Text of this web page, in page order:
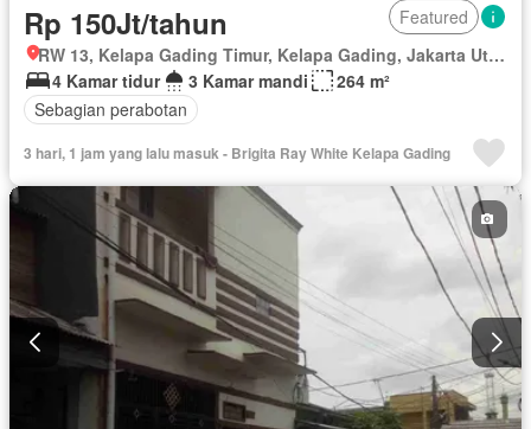
Rp 150Jt/tahun
Featured
RW 13, Kelapa Gading Timur, Kelapa Gading, Jakarta Utara, Daerah Khusus Ibukota Jakarta
4 Kamar tidur
3 Kamar mandi
264 m²
Sebagian perabotan
3 hari, 1 jam yang lalu masuk - Brigita Ray White Kelapa Gading